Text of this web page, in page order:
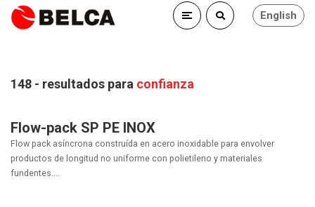
English
148 - resultados para confianza
Flow-pack SP PE INOX
Flow pack asíncrona construída en acero inoxidable para envolver
productos de longitud no uniforme con polietileno y materiales
fundentes....